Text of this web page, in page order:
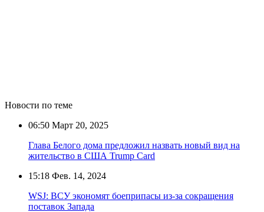
Новости по теме
06:50 Март 20, 2025
Глава Белого дома предложил назвать новый вид на
жительство в США Trump Card
15:18 Фев. 14, 2024
WSJ: ВСУ экономят боеприпасы из-за сокращения
поставок Запада